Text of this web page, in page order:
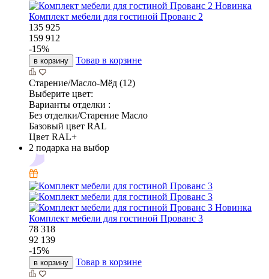
Новинка
Комплект мебели для гостиной Прованс 2
135 925
159 912
-15%
в корзину Товар в корзине
Старение/Масло-Мёд (12)
Выберите цвет:
Варианты отделки :
Без отделки/Старение Масло
Базовый цвет RAL
Цвет RAL+
2 подарка на выбор
Новинка
Комплект мебели для гостиной Прованс 3
78 318
92 139
-15%
в корзину Товар в корзине